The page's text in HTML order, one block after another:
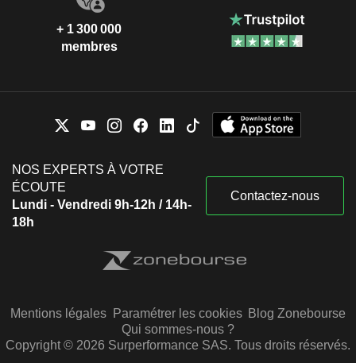
+ 1 300 000
membres
NOS EXPERTS À VOTRE
ÉCOUTE
Lundi - Vendredi 9h-12h / 14h-
18h
Contactez-nous
Mentions légales Paramétrer les cookies Blog Zonebourse
Qui sommes-nous ?
Copyright © 2026 Surperformance SAS. Tous droits réservés.